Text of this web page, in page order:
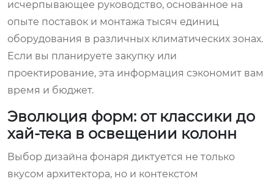
исчерпывающее руководство, основанное на
опыте поставок и монтажа тысяч единиц
оборудования в различных климатических зонах.
Если вы планируете закупку или
проектирование, эта информация сэкономит вам
время и бюджет.
Эволюция форм: от классики до
хай-тека в освещении колонн
Выбор дизайна фонаря диктуется не только
вкусом архитектора, но и контекстом